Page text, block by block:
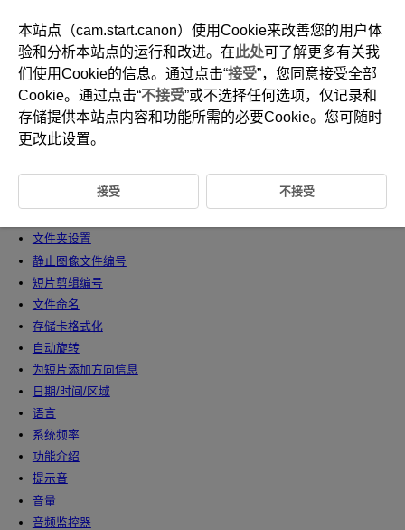
D375-186
设置
(位于标题右方)表示该功能只能在高级拍摄模式下使用。
文件夹设置
静止图像文件编号
短片剪辑编号
文件命名
存储卡格式化
自动旋转
为短片添加方向信息
日期/时间/区域
语言
系统频率
功能介绍
提示音
音量
音频监控器
本站点（cam.start.canon）使用Cookie来改善您的用户体
验和分析本站点的运行和改进。在此处可了解更多有关我
们使用Cookie的信息。通过点击“接受”，您同意接受全部
Cookie。通过点击“不接受”或不选择任何选项，仅记录和
存储提供本站点内容和功能所需的必要Cookie。您可随时
更改此设置。
接受 不接受